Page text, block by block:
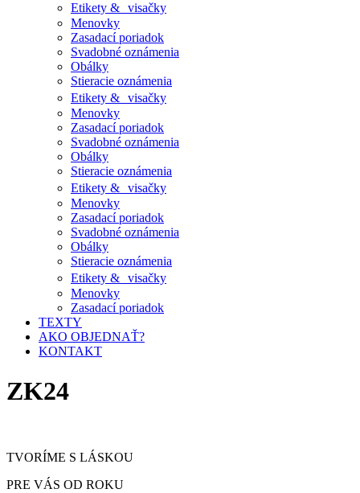
Etikety & visačky
Menovky
Zasadací poriadok
Svadobné oznámenia
Obálky
Stieracie oznámenia
Etikety & visačky
Menovky
Zasadací poriadok
Svadobné oznámenia
Obálky
Stieracie oznámenia
Etikety & visačky
Menovky
Zasadací poriadok
Svadobné oznámenia
Obálky
Stieracie oznámenia
Etikety & visačky
Menovky
Zasadací poriadok
TEXTY
AKO OBJEDNAŤ?
KONTAKT
ZK24
TVORÍME S LÁSKOU
PRE VÁS OD ROKU